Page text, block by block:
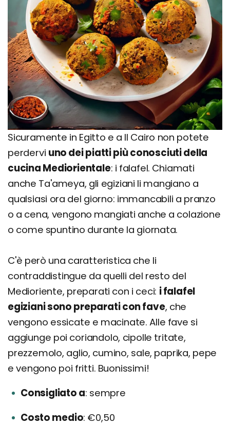
Sicuramente in Egitto e a Il Cairo non potete
perdervi uno dei piatti più conosciuti della
cucina Mediorientale: i falafel. Chiamati
anche Ta'ameya, gli egiziani li mangiano a
qualsiasi ora del giorno: immancabili a pranzo
o a cena, vengono mangiati anche a colazione
o come spuntino durante la giornata.
C'è però una caratteristica che li
contraddistingue da quelli del resto del
Medioriente, preparati con i ceci: i falafel
egiziani sono preparati con fave, che
vengono essicate e macinate. Alle fave si
aggiunge poi coriandolo, cipolle tritate,
prezzemolo, aglio, cumino, sale, paprika, pepe
e vengono poi fritti. Buonissimi!
Consigliato a sempre
Costo medio €0,50